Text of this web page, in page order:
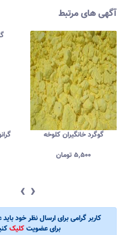
آگهی های مرتبط
گوگرد خانگیران کلوخه
۵,۵۰۰تومان
‹ ›
کاربر گرامی برای ارسال نظر خود
برای عضویتکلیک